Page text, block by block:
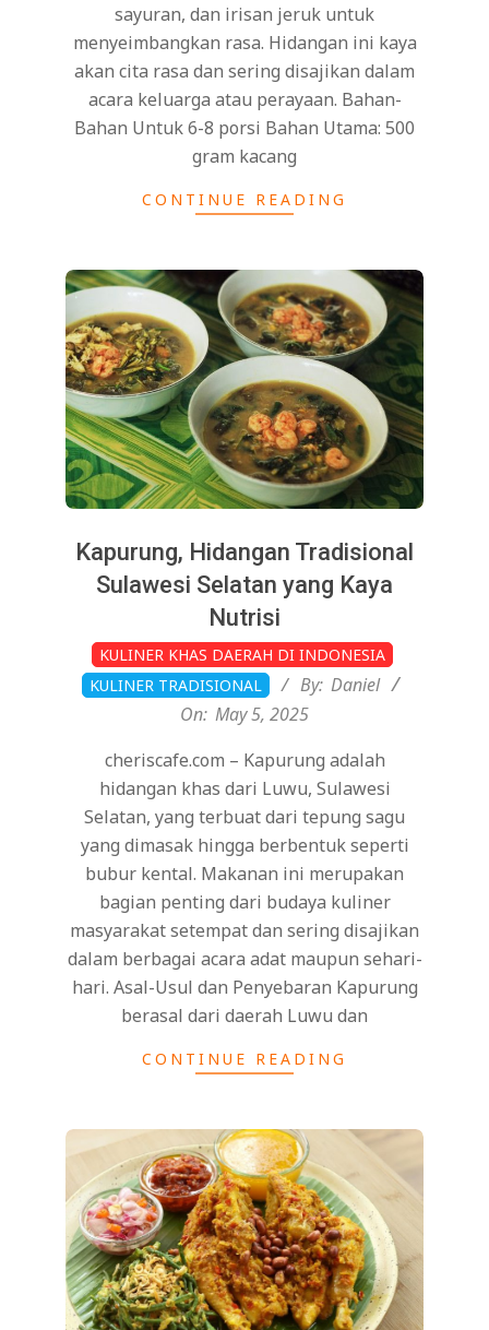
sayuran, dan irisan jeruk untuk
menyeimbangkan rasa. Hidangan ini kaya
akan cita rasa dan sering disajikan dalam
acara keluarga atau perayaan. Bahan-
Bahan Untuk 6-8 porsi Bahan Utama: 500
gram kacang
CONTINUE READING
Kapurung, Hidangan Tradisional
Sulawesi Selatan yang Kaya
Nutrisi
2025-
05-
05
KULINER KHAS DAERAH DI INDONESIA
KULINER TRADISIONAL
By: Daniel
On: May 5, 2025
cheriscafe.com – Kapurung adalah
hidangan khas dari Luwu, Sulawesi
Selatan, yang terbuat dari tepung sagu
yang dimasak hingga berbentuk seperti
bubur kental. Makanan ini merupakan
bagian penting dari budaya kuliner
masyarakat setempat dan sering disajikan
dalam berbagai acara adat maupun sehari-
hari. Asal-Usul dan Penyebaran Kapurung
berasal dari daerah Luwu dan
CONTINUE READING